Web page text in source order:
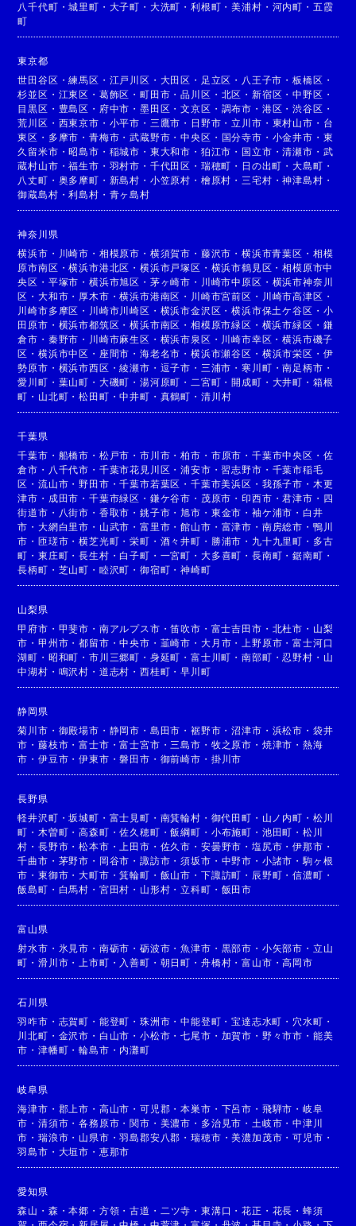
八千代町 ・城里町 ・ 大子町 ・ 大洗町 ・利根町 ・美浦村 ・ 河内町 ・ 五霞
町
東京都
世田谷区 ・練馬区 ・ 江戸川区 ・ 大田区 ・ 足立区 ・ 八王子市 ・板橋区 ・
杉並区 ・ 江東区 ・ 葛飾区 ・町田市 ・品川区 ・ 北区 ・ 新宿区 ・中野区 ・
目黒区 ・ 豊島区 ・ 府中市 ・墨田区 ・文京区 ・ 調布市 ・ 港区 ・渋谷区 ・
荒川区 ・ 西東京市 ・ 小平市 ・ 三鷹市 ・ 日野市 ・立川市 ・ 東村山市 ・ 台
東区 ・ 多摩市 ・青梅市 ・武蔵野市 ・中央区 ・ 国分寺市 ・ 小金井市 ・ 東
久留米市 ・昭島市 ・ 稲城市 ・ 東大和市 ・ 狛江市 ・ 国立市 ・清瀬市 ・ 武
蔵村山市 ・福生市 ・ 羽村市 ・ 千代田区 ・ 瑞穂町 ・ 日の出町 ・大島町 ・
八丈町 ・ 奥多摩町 ・ 新島村 ・ 小笠原村 ・ 檜原村 ・ 三宅村 ・神津島村 ・
御蔵島村 ・利島村 ・ 青ヶ島村
神奈川県
横浜市 ・ 川崎市 ・ 相模原市 ・ 横須賀市 ・ 藤沢市 ・横浜市青葉区 ・ 相模
原市南区 ・横浜市港北区 ・横浜市戸塚区 ・ 横浜市鶴見区 ・相模原市中
央区 ・ 平塚市 ・横浜市旭区 ・ 茅ヶ崎市 ・ 川崎市中原区 ・ 横浜市神奈川
区 ・大和市 ・ 厚木市 ・横浜市港南区 ・ 川崎市宮前区 ・ 川崎市高津区 ・
川崎市多摩区 ・ 川崎市川崎区 ・ 横浜市金沢区 ・横浜市保土ケ谷区 ・ 小
田原市 ・ 横浜市都筑区 ・横浜市南区 ・相模原市緑区 ・ 横浜市緑区 ・ 鎌
倉市 ・ 秦野市 ・ 川崎市麻生区 ・ 横浜市泉区 ・ 川崎市幸区 ・横浜市磯子
区 ・横浜市中区 ・ 座間市 ・海老名市 ・横浜市瀬谷区 ・ 横浜市栄区 ・ 伊
勢原市 ・ 横浜市西区 ・綾瀬市 ・ 逗子市 ・ 三浦市 ・寒川町 ・南足柄市 ・
愛川町 ・ 葉山町 ・ 大磯町 ・湯河原町 ・ 二宮町 ・開成町 ・ 大井町 ・ 箱根
町 ・ 山北町 ・松田町 ・中井町 ・ 真鶴町 ・ 清川村
千葉県
千葉市 ・ 船橋市 ・ 松戸市 ・市川市 ・柏市 ・ 市原市 ・ 千葉市中央区 ・ 佐
倉市 ・ 八千代市 ・ 千葉市花見川区 ・浦安市 ・習志野市 ・ 千葉市稲毛
区 ・流山市 ・野田市 ・千葉市若葉区 ・千葉市美浜区 ・ 我孫子市 ・ 木更
津市 ・ 成田市 ・千葉市緑区 ・ 鎌ケ谷市 ・ 茂原市 ・印西市 ・君津市 ・ 四
街道市 ・ 八街市 ・ 香取市 ・銚子市 ・旭市 ・ 東金市 ・ 袖ケ浦市 ・ 白井
市 ・大網白里市 ・ 山武市 ・富里市 ・館山市 ・ 富津市 ・ 南房総市 ・ 鴨川
市 ・匝瑳市 ・横芝光町 ・栄町 ・ 酒々井町 ・ 勝浦市 ・ 九十九里町 ・ 多古
町 ・東庄町 ・長生村 ・ 白子町 ・ 一宮町 ・ 大多喜町 ・ 長南町 ・鋸南町 ・
長柄町 ・ 芝山町 ・ 睦沢町 ・御宿町 ・神崎町
山梨県
甲府市 ・ 甲斐市 ・ 南アルプス市 ・笛吹市 ・ 富士吉田市 ・ 北杜市 ・ 山梨
市 ・甲州市 ・都留市 ・中央市 ・ 韮崎市 ・ 大月市 ・ 上野原市 ・富士河口
湖町 ・ 昭和町 ・市川三郷町 ・ 身延町 ・富士川町 ・南部町 ・忍野村 ・ 山
中湖村 ・ 鳴沢村 ・ 道志村 ・西桂町 ・早川町
静岡県
菊川市 ・ 御殿場市 ・ 静岡市 ・ 島田市 ・裾野市 ・沼津市 ・ 浜松市 ・ 袋井
市 ・藤枝市 ・富士市 ・富士宮市 ・ 三島市 ・ 牧之原市 ・ 焼津市 ・ 熱海
市 ・伊豆市 ・伊東市 ・磐田市 ・ 御前崎市 ・ 掛川市
長野県
軽井沢町 ・坂城町 ・ 富士見町 ・ 南箕輪村 ・ 御代田町 ・ 山ノ内町 ・ 松川
町 ・ 木曽町 ・高森町 ・佐久穂町 ・飯綱町 ・ 小布施町 ・ 池田町 ・ 松川
村 ・長野市 ・松本市 ・ 上田市 ・ 佐久市 ・ 安曇野市 ・ 塩尻市 ・伊那市 ・
千曲市 ・ 茅野市 ・ 岡谷市 ・諏訪市 ・須坂市 ・ 中野市 ・ 小諸市 ・ 駒ヶ根
市 ・東御市 ・大町市 ・箕輪町 ・ 飯山市 ・ 下諏訪町 ・ 辰野町 ・信濃町 ・
飯島町 ・ 白馬村 ・ 宮田村 ・ 山形村 ・立科町 ・ 飯田市
富山県
射水市 ・ 氷見市 ・ 南砺市 ・砺波市 ・魚津市 ・ 黒部市 ・ 小矢部市 ・ 立山
町 ・滑川市 ・ 上市町 ・ 入善町 ・ 朝日町 ・ 舟橋村 ・富山市 ・高岡市
石川県
羽咋市 ・ 志賀町 ・ 能登町 ・珠洲市 ・中能登町 ・宝達志水町 ・ 穴水町 ・
川北町 ・ 金沢市 ・ 白山市 ・小松市 ・七尾市 ・ 加賀市 ・ 野々市市 ・ 能美
市 ・津幡町 ・輪島市 ・ 内灘町
岐阜県
海津市 ・ 郡上市 ・ 高山市 ・可児郡 ・本巣市 ・ 下呂市 ・ 飛騨市 ・ 岐阜
市 ・清須市 ・各務原市 ・関市 ・ 美濃市 ・ 多治見市 ・ 土岐市 ・中津川
市 ・瑞浪市 ・ 山県市 ・羽島郡安八郡 ・瑞穂市 ・美濃加茂市 ・可児市 ・
羽島市 ・ 大垣市 ・ 恵那市
愛知県
森山 ・ 森 ・本郷 ・ 方領 ・古道 ・ 二ツ寺 ・ 東溝口 ・花正 ・ 花長 ・ 蜂須